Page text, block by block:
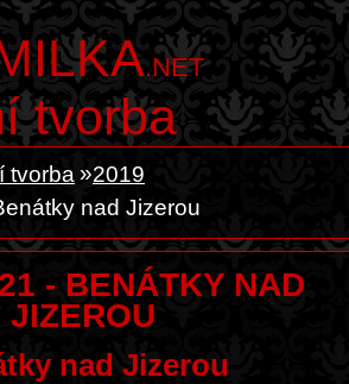
.NET
tvorba
tvorba
2019
nad Jizerou
- BENÁTKY NAD
JIZEROU
nad Jizerou